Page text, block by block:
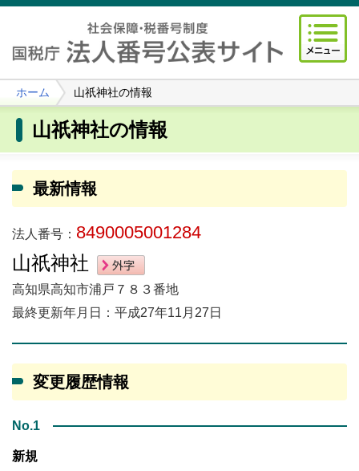
ホーム 山祇神社の情報
山祇神社の情報
最新情報
法人番号： 8490005001284
山祇神社
高知県高知市浦戸７８３番地
最終更新年月日：平成27年11月27日
変更履歴情報
No.1
新規